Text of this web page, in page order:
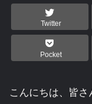
Twitter
Pocket
こんにちは、皆